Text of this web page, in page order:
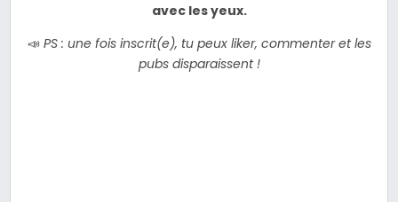
avec les yeux.
📣 PS : une fois inscrit(e), tu peux liker, commenter et les
pubs disparaissent !